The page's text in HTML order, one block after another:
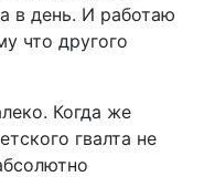
в день. И работаю
что другого
Когда же
гвалта не